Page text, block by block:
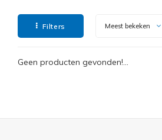
Filters Meest bekeken
Geen producten gevonden!...